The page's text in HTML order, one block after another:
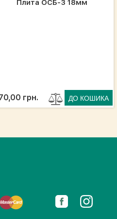
Плита ОСБ-3 18мм
грн.